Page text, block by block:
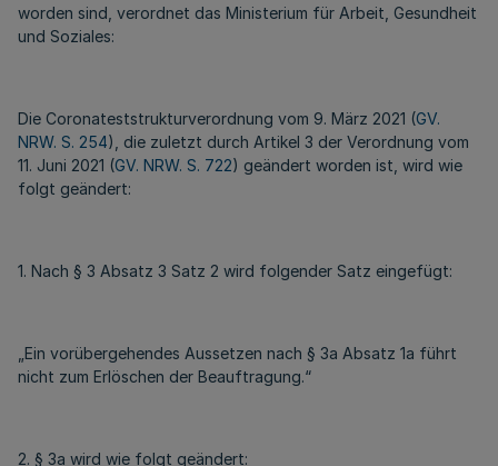
worden sind, verordnet das Ministerium für Arbeit, Gesundheit
und Soziales:
Die Coronateststrukturverordnung vom 9. März 2021 (GV.
NRW. S. 254), die zuletzt durch Artikel 3 der Verordnung vom
11. Juni 2021 (GV. NRW. S. 722) geändert worden ist, wird wie
folgt geändert:
1. Nach § 3 Absatz 3 Satz 2 wird folgender Satz eingefügt:
„Ein vorübergehendes Aussetzen nach § 3a Absatz 1a führt
nicht zum Erlöschen der Beauftragung.“
2. § 3a wird wie folgt geändert: